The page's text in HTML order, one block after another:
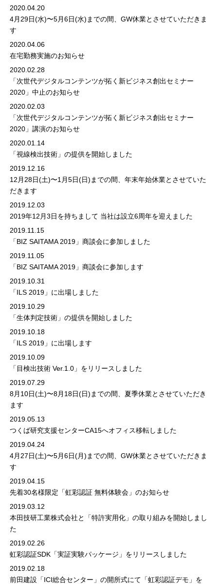
2020.04.20
4月29日(水)〜5月6日(水)までの間、GW休業とさせていただきま
す
2020.04.06
在宅勤務実施のお知らせ
2020.02.28
「次世代デジタルコンテンツが拓く新ビジネス創出セミナー
2020」中止のお知らせ
2020.02.03
「次世代デジタルコンテンツが拓く新ビジネス創出セミナー
2020」講演のお知らせ
2020.01.14
「視線検出技術」の提供を開始しました
2019.12.16
12月28日(土)〜1月5日(日)までの間、年末年始休業とさせていた
だきます
2019.12.03
2019年12月3日を持ちまして 当社は設立6周年を迎えました
2019.11.15
「BIZ SAITAMA 2019」商談会に参加しました
2019.11.05
「BIZ SAITAMA 2019」商談会に参加します
2019.10.31
「ILS 2019」に出場しました
2019.10.29
「生体判定技術」の提供を開始しました
2019.10.18
「ILS 2019」に出場します
2019.10.09
「目検出技術 Ver.1.0」をリリースしました
2019.07.29
8月10日(土)〜8月18日(日)までの間、夏季休業とさせていただき
ます
2019.05.13
つくば研究支援センターCA15へオフィス移転しました
2019.04.24
4月27日(土)〜5月6日(月)までの間、GW休業とさせていただきま
す
2019.04.15
先着30名様限定「虹彩認証 無料体験会」のお知らせ
2019.03.12
本田技研工業株式会社と「特許実用化」の取り組みを開始しまし
た
2019.02.26
虹彩認証SDK「実証実験パッケージ」をリリースしました
2019.02.18
前田建設「ICI総合センター」の開所式にて「虹彩認証デモ」を